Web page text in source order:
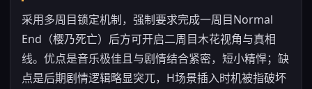
采用多周目锁定机制，强制要求完成一周目Normal
End（樱乃死亡）后方可开启二周目木花视角与真相
线。优点是音乐极佳且与剧情结合紧密，短小精悍；缺
点是后期剧情逻辑略显突兀，H场景插入时机被指破坏